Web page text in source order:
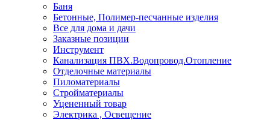
Баня
Бетонные, Полимер-песчанные изделия
Все для дома и дачи
Заказные позиции
Инструмент
Канализация ПВХ.Водопровод.Отопление
Отделочные материалы
Пиломатериалы
Стройматериалы
Уцененный товар
Электрика , Освещение